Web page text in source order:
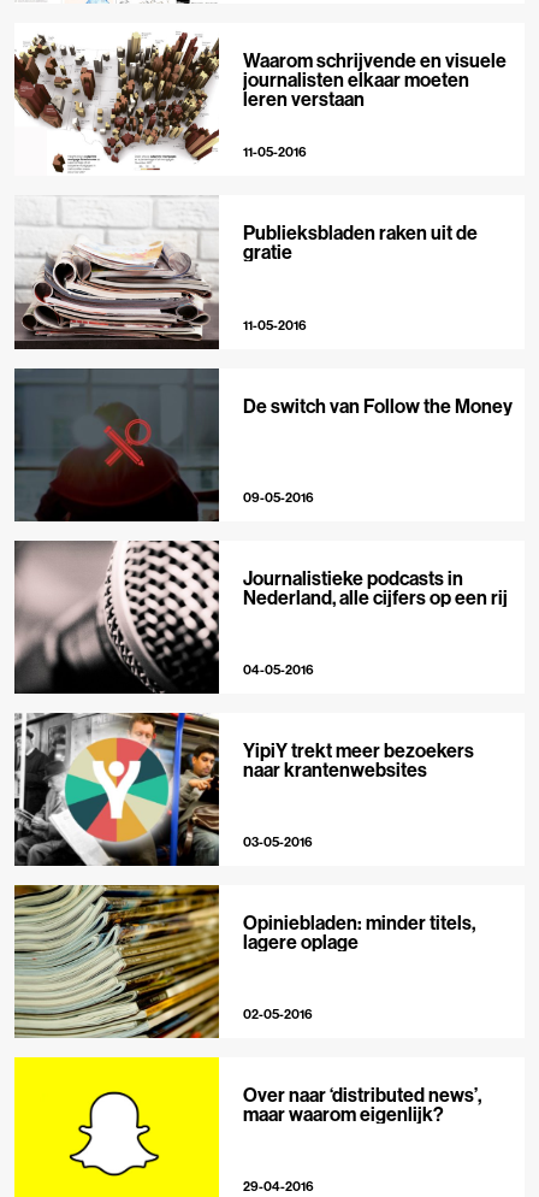
Waarom schrijvende en visuele
journalisten elkaar moeten
leren verstaan
11-05-2016
Publieksbladen raken uit de
gratie
11-05-2016
De switch van Follow the Money
09-05-2016
Journalistieke podcasts in
Nederland, alle cijfers op een rij
04-05-2016
YipiY trekt meer bezoekers
naar krantenwebsites
03-05-2016
Opiniebladen: minder titels,
lagere oplage
02-05-2016
Over naar ‘distributed news’,
maar waarom eigenlijk?
29-04-2016